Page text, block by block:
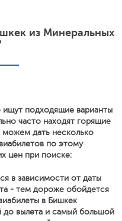
из Минеральных
ищут подходящие варианты
часто находят горящие
дать несколько
по этому
цен при поиске:
в зависимости от даты
- тем дороже обойдется
в Бишкек
до вылета и самый большой